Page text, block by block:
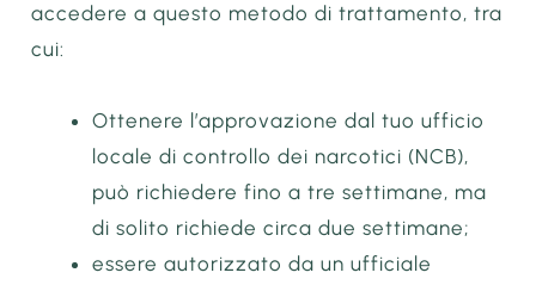
accedere a questo metodo di trattamento, tra
cui:
Ottenere l’approvazione dal tuo ufficio
locale di controllo dei narcotici (NCB),
può richiedere fino a tre settimane, ma
di solito richiede circa due settimane;
essere autorizzato da un ufficiale